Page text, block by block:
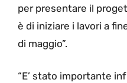
per presentare il
è di iniziare i lavori a
di maggio”.
“E’ stato importante